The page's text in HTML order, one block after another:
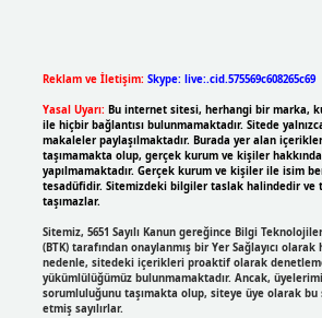
Reklam ve İletişim: Skype: live:.cid.575569c608265c69
Yasal Uyarı: Bu internet sitesi, herhangi bir marka,
ile hiçbir bağlantısı bulunmamaktadır. Sitede
makaleler paylaşılmaktadır. Burada yer alan
taşımamakta olup, gerçek kurum ve kişiler hakkında
yapılmamaktadır. Gerçek kurum ve kişiler ile isim
tesadüfidir. Sitemizdeki bilgiler taslak halindedir ve
taşımazlar.
Sitemiz, 5651 Sayılı Kanun gereğince Bilgi
(BTK) tarafından onaylanmış bir Yer Sağlayıcı
nedenle, sitedeki içerikleri proaktif olarak
yükümlülüğümüz bulunmamaktadır. Ancak,
sorumluluğunu taşımakta olup, siteye üye olarak bu
etmiş sayılırlar.